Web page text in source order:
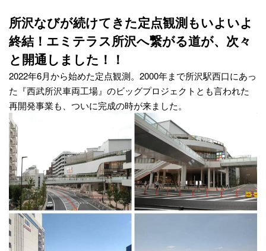
所沢なびが続けてきた定点観測もいよいよ
終結！エミテラス所沢へ繋がる道が、次々
と開通しました！！
2022年6月から始めた定点観測。2000年まで所沢駅西口にあっ
た『西武所沢車両工場』のビッグプロジェクトとも言われた
再開発事業も、ついに完成の時が来ました。